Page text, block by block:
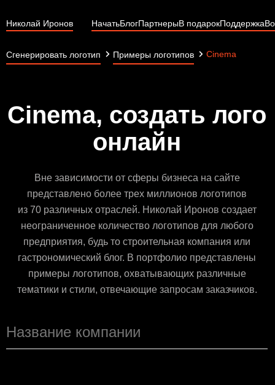
Николай Иронов НачатьБлогПартнерыВ подарокПоддержка
Сгенерировать логотип Примеры логотипов Cinema
Cinema, создать лого
онлайн
Вне зависимости от сферы бизнеса на сайте
представлено более трех миллионов логотипов
из 70 различных отраслей. Николай Иронов создает
неограниченное количество логотипов для любого
предприятия, будь то строительная компания или
гастрономический блог. В портфолио представлены
примеры логотипов, охватывающих различные
тематики и стили, отвечающие запросам заказчиков.